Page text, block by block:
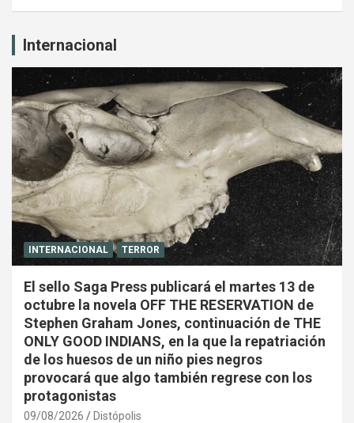
Internacional
INTERNACIONAL TERROR
El sello Saga Press publicará el martes 13 de
octubre la novela OFF THE RESERVATION de
Stephen Graham Jones, continuación de THE
ONLY GOOD INDIANS, en la que la repatriación
de los huesos de un niño pies negros
provocará que algo también regrese con los
protagonistas
09/08/2026 Distópolis